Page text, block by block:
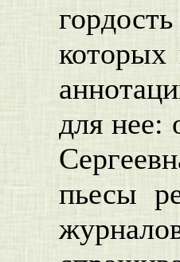
которых
для нее:
пьесы